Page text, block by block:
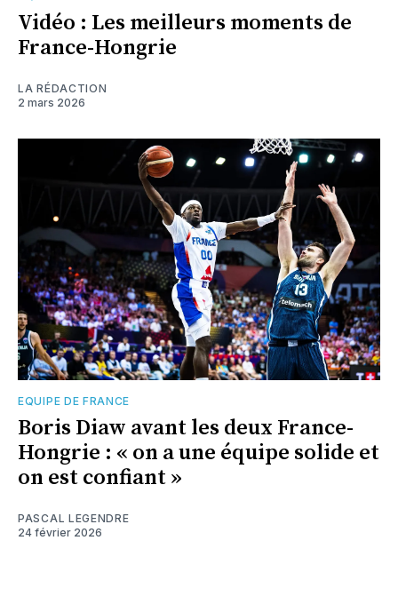
Vidéo : Les meilleurs moments de
France-Hongrie
LA RÉDACTION
2 mars 2026
EQUIPE DE FRANCE
Boris Diaw avant les deux France-
Hongrie : « on a une équipe solide et
on est confiant »
PASCAL LEGENDRE
24 février 2026